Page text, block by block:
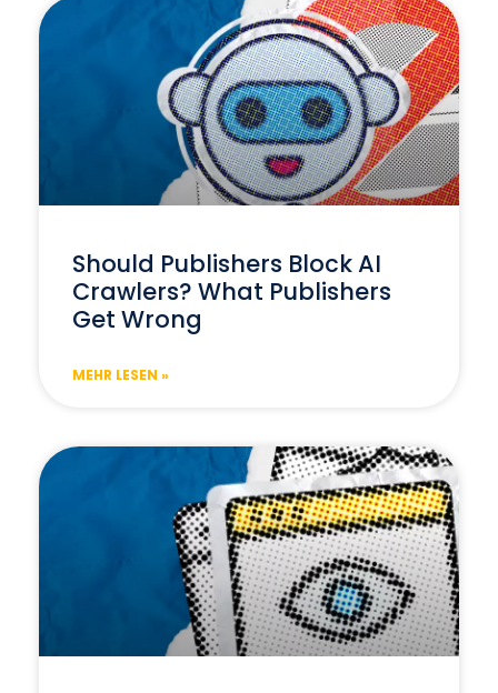
Should Publishers Block AI
Crawlers? What Publishers
Get Wrong
MEHR LESEN »